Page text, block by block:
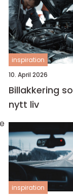
inspiration
10. April 2026
Billakkering
nytt liv
inspiration